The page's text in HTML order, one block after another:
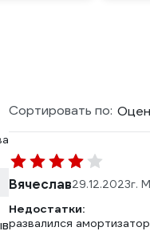
Сортировать по:
Вячеслав29.12.2023г.
Недостатки:
развалился